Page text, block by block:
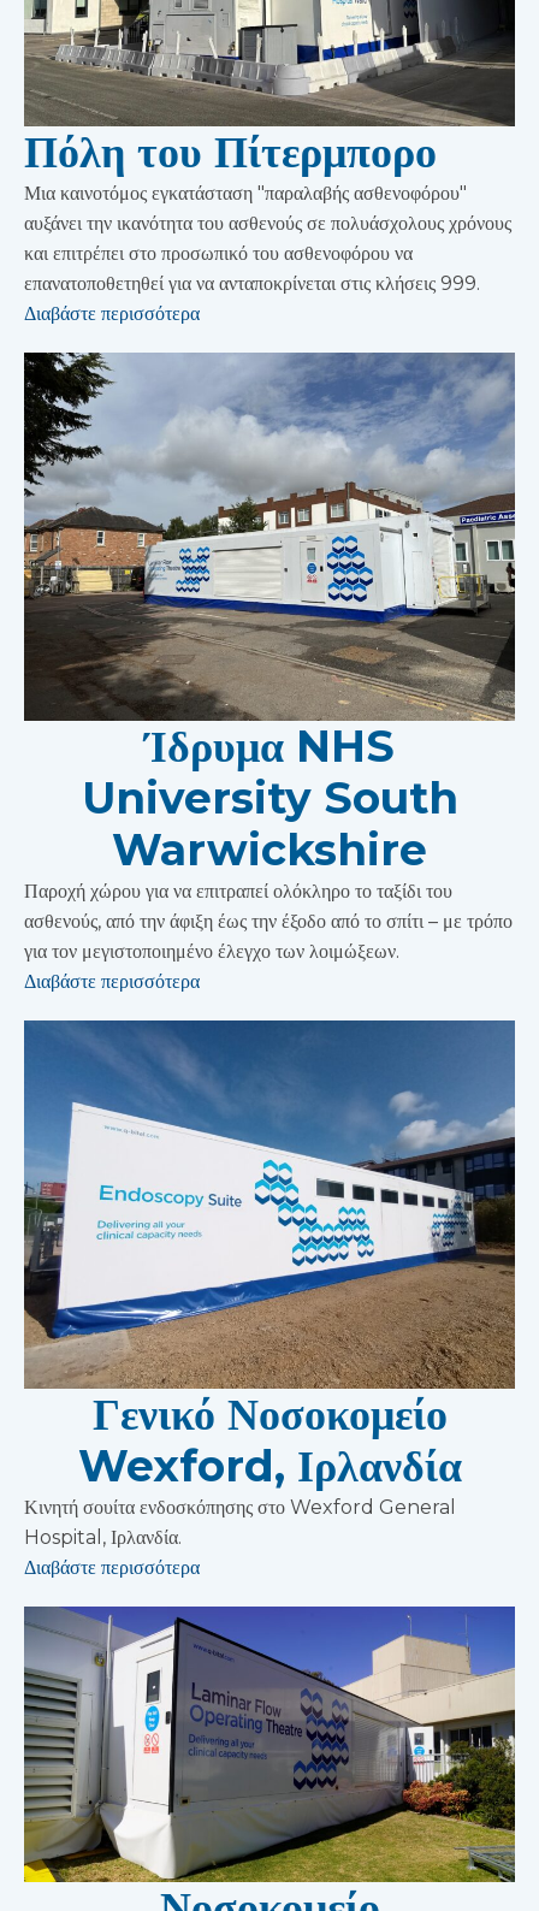
Πόλη του Πίτερμπορο
Μια καινοτόμος εγκατάσταση "παραλαβής ασθενοφόρου"
αυξάνει την ικανότητα του ασθενούς σε πολυάσχολους χρόνους
και επιτρέπει στο προσωπικό του ασθενοφόρου να
επανατοποθετηθεί για να ανταποκρίνεται στις κλήσεις 999.
Διαβάστε περισσότερα
Ίδρυμα NHS
University South
Warwickshire
Παροχή χώρου για να επιτραπεί ολόκληρο το ταξίδι του
ασθενούς, από την άφιξη έως την έξοδο από το σπίτι – με τρόπο
για τον μεγιστοποιημένο έλεγχο των λοιμώξεων.
Διαβάστε περισσότερα
Γενικό Νοσοκομείο
Wexford, Ιρλανδία
Κινητή σουίτα ενδοσκόπησης στο Wexford General
Hospital, Ιρλανδία.
Διαβάστε περισσότερα